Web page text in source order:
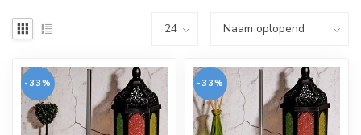
-33% -33%